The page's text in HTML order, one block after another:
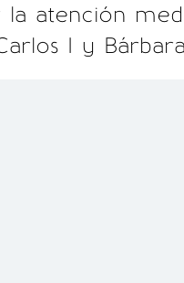
atención
I y